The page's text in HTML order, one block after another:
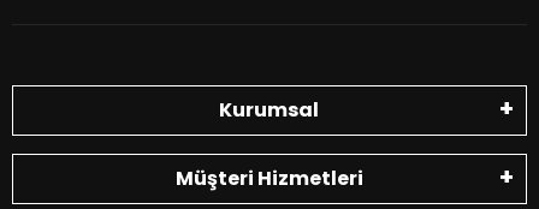
Kurumsal
Müşteri Hizmetleri